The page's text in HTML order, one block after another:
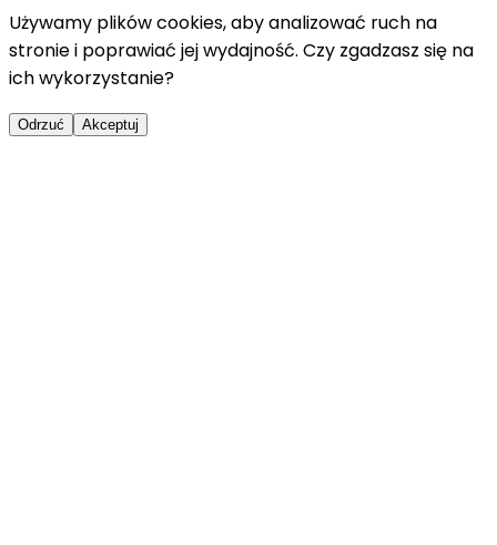
Używamy plików cookies, aby analizować ruch na
stronie i poprawiać jej wydajność. Czy zgadzasz się na
ich wykorzystanie?
Odrzuć Akceptuj